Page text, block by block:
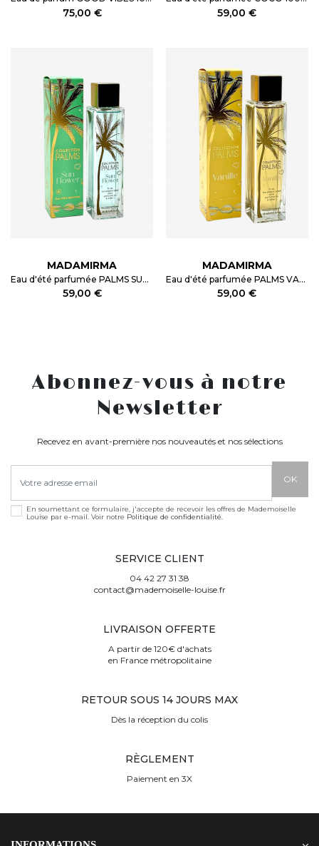
75,00 € 59,00 €
MADAMIRMA
Eau d'été parfumée PALMS SUN FLOWER 100ml
59,00 €
MADAMIRMA
Eau d'été parfumée PALMS VANILLE 100ml
59,00 €
Abonnez-vous à notre
Newsletter
Recevez en avant-première nos nouveautés et nos sélections
En soumettant ce formulaire, j'accepte de recevoir les offres de Mademoiselle
Louise par e-mail. Voir notre Politique de confidentialité
SERVICE CLIENT
04 42 27 31 38
contact@mademoiselle-louise.fr
LIVRAISON OFFERTE
A partir de 120€ d'achats
en France métropolitaine
RETOUR SOUS 14 JOURS MAX
Dès la réception du colis
RÈGLEMENT
Paiement en 3X